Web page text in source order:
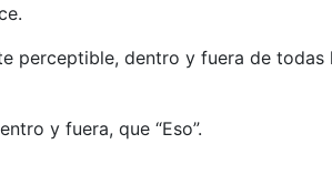
perceptible, dentro y fuera de
y fuera, que “Eso”.